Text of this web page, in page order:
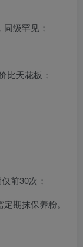
级罕见；
比天花板；
前30次；
期抹保养粉。